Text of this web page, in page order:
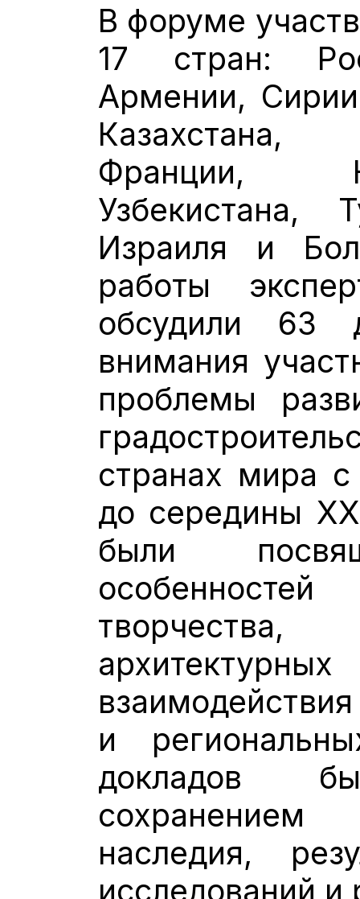
В форуме
17 стран:
Армении,
Франции,
Узбекистана,
Израиля и
работы
обсудили 63
внимания
проблемы
странах мира
до середины
были
и
докладов
наследия,
исследований